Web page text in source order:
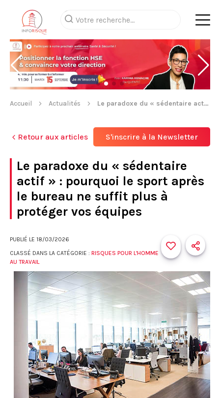
Accueil Actualités Le paradoxe du « sédentaire actif » : pourquoi le sport après le bureau ne suffit plus à protéger vos équipes
Retour aux articles S'inscrire à la Newsletter
Le paradoxe du « sédentaire
actif » : pourquoi le sport après
le bureau ne suffit plus à
protéger vos équipes
PUBLIÉ LE 18/03/2026
CLASSÉ DANS LA CATÉGORIE : RISQUES POUR L'HOMME
AU TRAVAIL